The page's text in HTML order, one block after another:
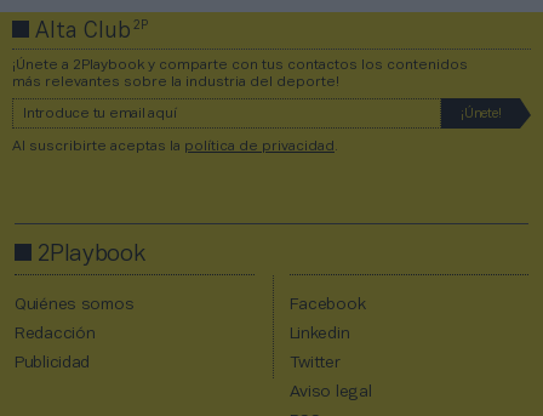
Alta Club2P
¡Únete a 2Playbook y comparte con tus contactos los contenidos
más relevantes sobre la industria del deporte!
Al suscribirte aceptas la política de privacidad
2Playbook
Quiénes somos
Redacción
Publicidad
Facebook
Linkedin
Twitter
Aviso legal